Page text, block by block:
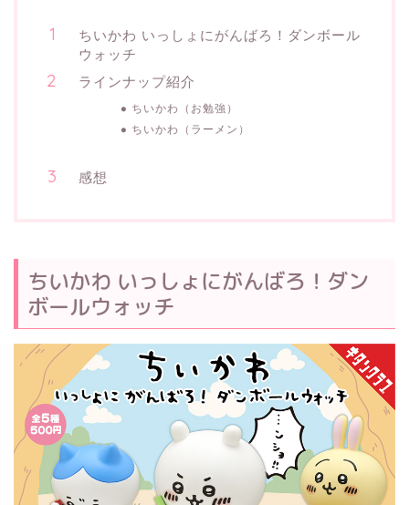
ちいかわ いっしょにがんばろ！ダンボール
ウォッチ
ラインナップ紹介
ちいかわ（お勉強）
ちいかわ（ラーメン）
感想
ちいかわ いっしょにがんばろ！ダン
ボールウォッチ